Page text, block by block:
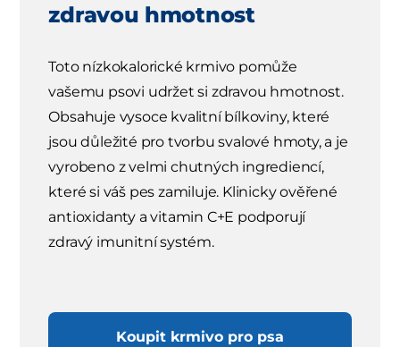
zdravou hmotnost
Toto nízkokalorické krmivo pomůže
vašemu psovi udržet si zdravou hmotnost.
Obsahuje vysoce kvalitní bílkoviny, které
jsou důležité pro tvorbu svalové hmoty, a je
vyrobeno z velmi chutných ingrediencí,
které si váš pes zamiluje. Klinicky ověřené
antioxidanty a vitamin C+E podporují
zdravý imunitní systém.
Koupit krmivo pro psa